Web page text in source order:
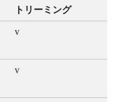
トリーミング
v
v